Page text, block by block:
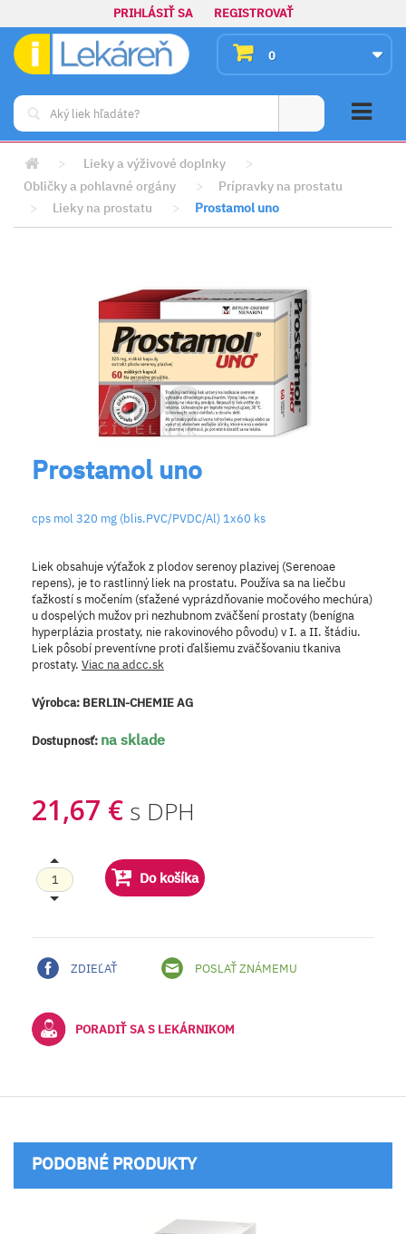
PRIHLÁSIŤ SA REGISTROVAŤ
0
> Lieky a výživové doplnky
>
Obličky a pohlavné orgány
>
Prípravky na prostatu
>
Lieky na prostatu > Prostamol uno
Prostamol uno
cps mol 320 mg (blis.PVC/PVDC/Al) 1x60 ks
Liek obsahuje výťažok z plodov serenoy plazivej (Serenoae
repens), je to rastlinný liek na prostatu. Používa sa na liečbu
ťažkostí s močením (sťažené vyprázdňovanie močového mechúra)
u dospelých mužov pri nezhubnom zväčšení prostaty (benígna
hyperplázia prostaty, nie rakovinového pôvodu) v I. a II. štádiu.
Liek pôsobí preventívne proti ďalšiemu zväčšovaniu tkaniva
prostaty. Viac na adcc.sk
Výrobca: BERLIN-CHEMIE AG
Dostupnosť: na sklade
21,67 € s DPH
Do košíka
ZDIEĽAŤ POSLAŤ ZNÁMEMU
PORADIŤ SA S LEKÁRNIKOM
PODOBNÉ PRODUKTY